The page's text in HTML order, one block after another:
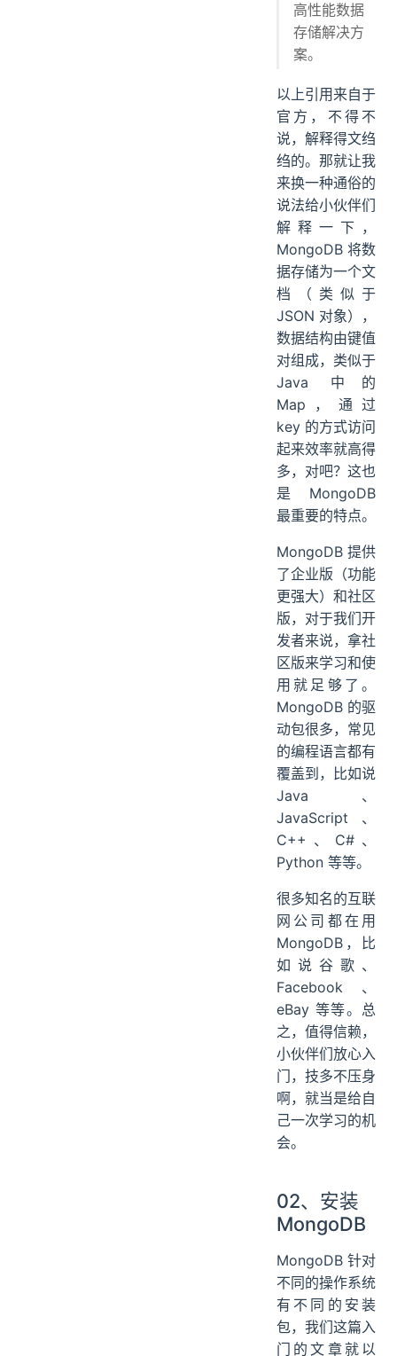
高性能数据
存储解决方
案。
以上引用来自于
官方，不得不
说，解释得文绉
绉的。那就让我
来换一种通俗的
说法给小伙伴们
解释一下，
MongoDB 将数
据存储为一个文
档（类似于
JSON 对象），
数据结构由键值
对组成，类似于
Java 中的
Map，通过
key 的方式访问
起来效率就高得
多，对吧？这也
是 MongoDB
最重要的特点。
MongoDB 提供
了企业版（功能
更强大）和社区
版，对于我们开
发者来说，拿社
区版来学习和使
用就足够了。
MongoDB 的驱
动包很多，常见
的编程语言都有
覆盖到，比如说
Java、
JavaScript、
C++、C#、
Python 等等。
很多知名的互联
网公司都在用
MongoDB，比
如说谷歌、
Facebook、
eBay 等等。总
之，值得信赖，
小伙伴们放心入
门，技多不压身
啊，就当是给自
己一次学习的机
会。
02、安装
MongoDB
MongoDB 针对
不同的操作系统
有不同的安装
包，我们这篇入
门的文章就以